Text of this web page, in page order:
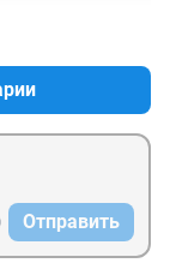
Отправить